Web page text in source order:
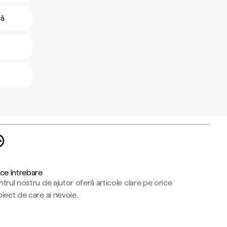
întrebare
nostru de ajutor oferă articole clare pe orice
de care ai nevoie.